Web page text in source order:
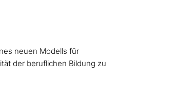
neuen Modells für
der beruflichen Bildung zu